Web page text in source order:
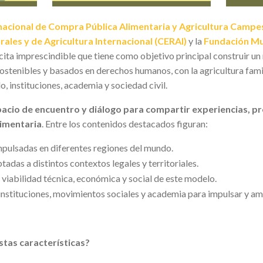
de Compra Pública Alimentaria y Agricultura
y de Agricultura Internacional (CERAI) y la Fundación
imprescindible que tiene como objetivo principal construir
y basados en derechos humanos, con la agricultura
instituciones, academia y sociedad civil.
de encuentro y diálogo para compartir experiencias,
. Entre los contenidos destacados figuran:
en diferentes regiones del mundo.
a distintos contextos legales y territoriales.
técnica, económica y social de este modelo.
movimientos sociales y academia para impulsar y
características?